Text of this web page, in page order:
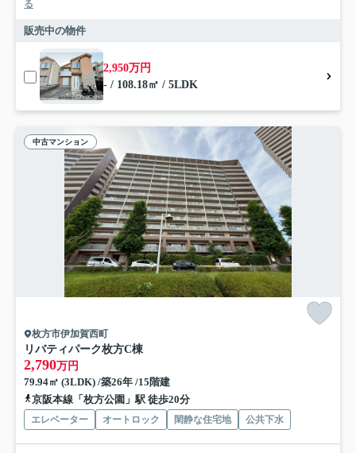
る
販売中の物件
2,950万円
- / 108.18㎡ / 5LDK
中古マンション
枚方市伊加賀西町
リバティパーク枚方C棟
2,790万円
79.94㎡ (3LDK) /築26年 /15階建
京阪本線「枚方公園」駅 徒歩20分
エレベーター オートロック 閑静な住宅地 公共下水